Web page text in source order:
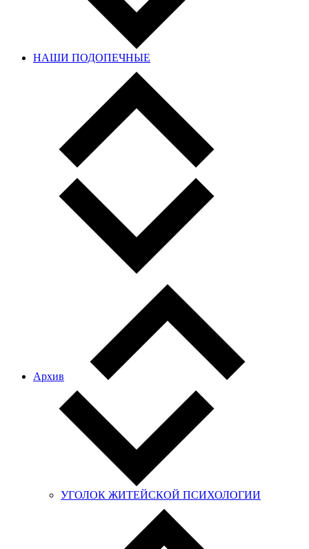
НАШИ ПОДОПЕЧНЫЕ
Архив
УГОЛОК ЖИТЕЙСКОЙ ПСИХОЛОГИИ